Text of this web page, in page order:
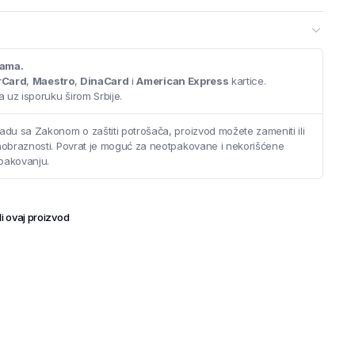
indijskog pamuka
i elegancije uz peskir koji spaja funkcionalnost i stil.
, Maestro, DinaCard iAmerican Express kartice.
uz isporuku širom Srbije.
sa Zakonom o zaštiti potrošača, proizvod možete zameniti ili
Povrat je moguć za neotpakovane i nekorišćene
ovaj proizvod